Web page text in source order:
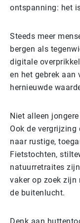
ontspanning: het
Steeds meer
bergen als
digitale
en het gebrek aan
hernieuwde
Niet alleen
Ook de
naar rustige,
Fietstochten,
natuurretraites
vaker op zoek zijn
de buitenlucht.
Denk aan